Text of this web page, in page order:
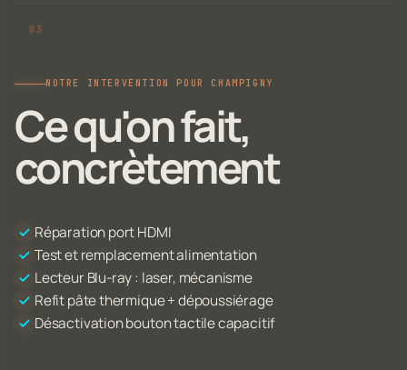
NOTRE INTERVENTION POUR CHAMPIGNY
Ce qu'on fait,
concrètement
Réparation port HDMI
Test et remplacement alimentation
Lecteur Blu-ray : laser, mécanisme
Refit pâte thermique + dépoussiérage
Désactivation bouton tactile capacitif